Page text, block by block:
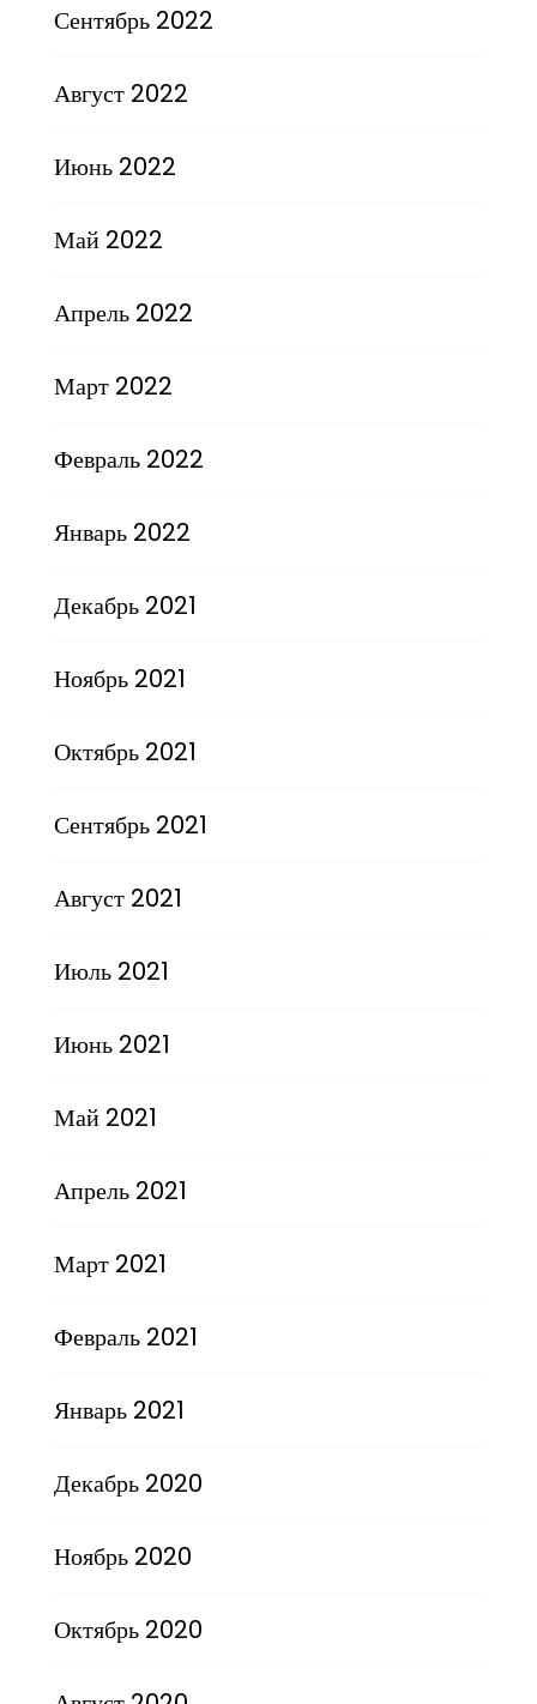
Сентябрь 2022
Август 2022
Июнь 2022
Май 2022
Апрель 2022
Март 2022
Февраль 2022
Январь 2022
Декабрь 2021
Ноябрь 2021
Октябрь 2021
Сентябрь 2021
Август 2021
Июль 2021
Июнь 2021
Май 2021
Апрель 2021
Март 2021
Февраль 2021
Январь 2021
Декабрь 2020
Ноябрь 2020
Октябрь 2020